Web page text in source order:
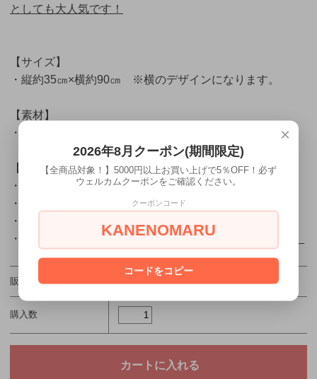
としても大人気です！
【サイズ】
・縦約35㎝×横約90㎝ ※横のデザインになります。
【素材】
・綿100％
【お取り扱い上の注意！】
・
特殊染色ですので、若干色落ちする恐れがあります。
・
洗濯の際は、色が移る場合があります。
・
・
漂白剤や蛍光剤入りの洗剤は避けて手洗いして下さい。
販売価格
購入数
×
2026年8月クーポン(期間限定)
【全商品対象！】5000円以上お買い上げで5％OFF！必ず
ウェルカムクーポンをご確認ください。
クーポンコード
KANENOMARU
コードをコピー